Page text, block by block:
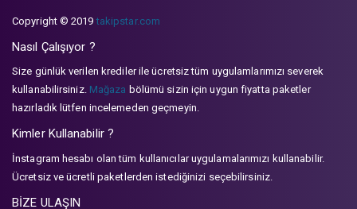
Copyright © 2019takipstar.com
Nasıl Çalışıyor ?
Size günlük verilen krediler ile ücretsiz tüm uygulamlarımızı severek
kullanabilirsiniz. Mağaza bölümü sizin için uygun fiyatta paketler
hazırladık lütfen incelemeden geçmeyin.
Kimler Kullanabilir ?
İnstagram hesabı olan tüm kullanıcılar uygulamalarımızı kullanabilir.
Ücretsiz ve ücretli paketlerden istediğinizi seçebilirsiniz.
BİZE ULAŞIN